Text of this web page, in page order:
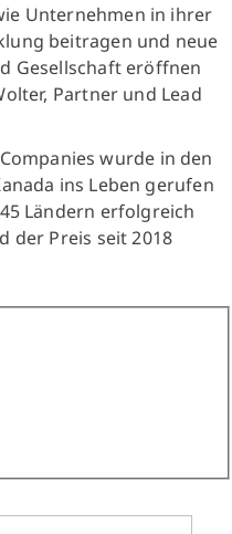
Unternehmen in ihrer
beitragen und neue
Gesellschaft eröffnen
Partner und Lead
wurde in den
ins Leben gerufen
Ländern erfolgreich
der Preis seit 2018